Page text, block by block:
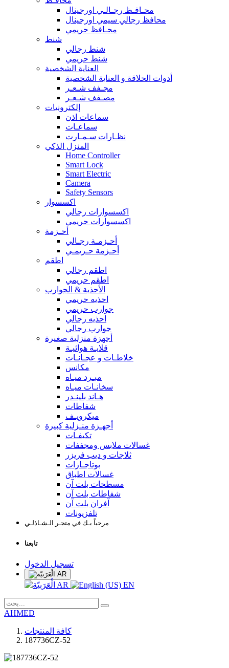
محـافـظ رجـالـي اورجينال
محافظ رجالي سيمي اورجينال
محـافظ حريمي
شنط
شنط رجالي
شنط حريمي
العناية الشخصية
أدوات الحلاقة و العناية الشخصية
مجـفف شـعـر
مصـفف شـعـر
إلكترونيات
سماعات اذن
سماعـات
نظـارات سـمـارت
المنزل الذكي
Home Controller
Smart Lock
Smart Electric
Camera
Safety Sensors
اكسسوار
اكسسوارات رجالي
اكسسوارات حريمي
أحـزمة
أحـزمـة رجـالي
أحـزمة حـريمـي
اطقم
اطقم رجالي
اطقم حريمي
الأحذية & الجوارب
احذيه حريمي
جوارب حريمي
احذيه رجالي
جوارب رجالي
أجهزة منزلية صغيرة
قلايـة هوائيـة
خلاطـات و عجـانـات
مكانس
مبـرد ميـاه
سخانـات ميـاه
هـاند بلينـدر
شفاطات
ميكرويـف
أجهـزة منـزلية كبيرة
تكيفـات
غسالات ملابس ومجففات
ثلاجات و ديب فريزر
بوتاجـازات
غسالات اطباق
مسطحات بلت آن
شفاطات بلت آن
آفران بلت آن
تلفزيونات
مرحباً بـك في متجـر الـشـاذلـي
تابعنا
تسجيل الدخول
AR
AR EN
AHMED
كافة المنتجات
187736CZ-52